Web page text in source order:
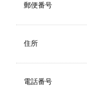
郵便番号
住所
電話番号